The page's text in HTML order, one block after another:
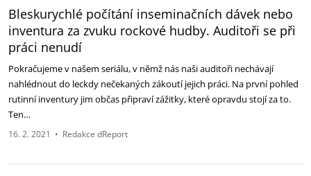
Bleskurychlé počítání inseminačních dávek nebo
inventura za zvuku rockové hudby. Auditoři se při
práci nenudí
Pokračujeme v našem seriálu, v němž nás naši auditoři nechávají
nahlédnout do leckdy nečekaných zákoutí jejich práci. Na první pohled
rutinní inventury jim občas připraví zážitky, které opravdu stojí za to.
Ten…
16. 2. 2021 • Redakce dReport